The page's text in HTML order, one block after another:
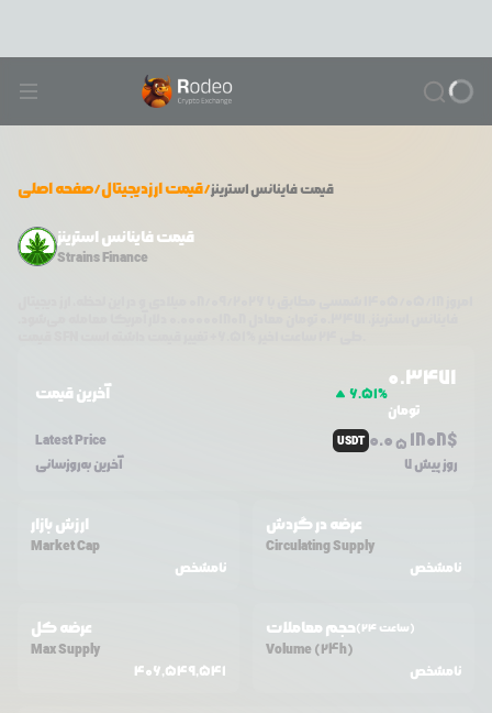
صفحه اصلی/قیمت ارزدیجیتال/ قیمتفاینانس استرینز
قیمت فاینانس استرینز
Strains Finance
آخرین قیمت 6.51%
0.3471
تومان
Latest Price
USDT 0.0 5 1808$
آخرین به‌روزسانی 7 روز پیش
ارزش بازار
Market Cap
نامشخص
عرضه در گردش
Circulating Supply
نامشخص
عرضه کل
Max Supply
406,549,541
حجم معاملات (24 ساعت)
Volume (24h)
نامشخص